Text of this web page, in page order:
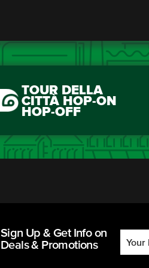
TOUR DELLA
CITTÀ HOP-ON
HOP-OFF
Sign Up & Get Info on
Deals & Promotions